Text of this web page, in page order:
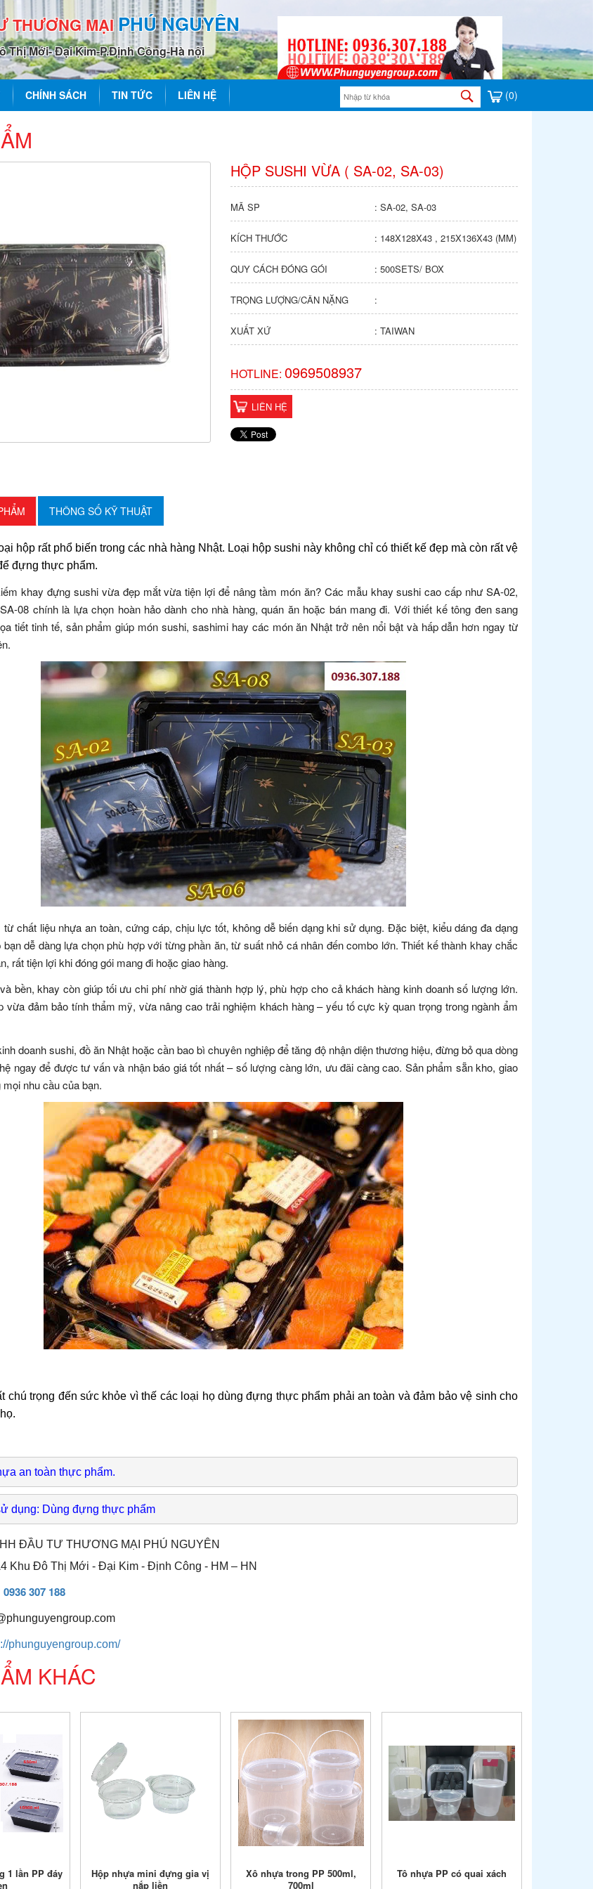
THƯƠNG MẠI PHÚ NGUYÊN
Thị Mới- Đại Kim-P.Định Công-Hà nội
CHÍNH SÁCH TIN TỨC LIÊN HỆ (0)
HỘP SUSHI VỪA ( SA-02, SA-03)
MÃ SP : SA-02, SA-03
KÍCH THƯỚC : 148X128X43 , 215X136X43 (MM)
QUY CÁCH ĐÓNG GÓI : 500SETS/ BOX
TRỌNG LƯỢNG/CÂN NẶNG :
XUẤT XỨ : TAIWAN
HOTLINE:0969508937
LIÊN HỆ
THÔNG SỐ KỸ THUẬT
hộp rất phổ biến trong các nhà hàng Nhật. Loại hộp sushi này không chỉ có thiết kế đẹp mà còn rất vệ
đựng thực phẩm.
khay đựng sushi vừa đẹp mắt vừa tiện lợi để nâng tầm món ăn? Các mẫu khay sushi cao cấp như SA-02,
08 chính là lựa chọn hoàn hảo dành cho nhà hàng, quán ăn hoặc bán mang đi. Với thiết kế tông đen sang
tiết tinh tế, sản phẩm giúp món sushi, sashimi hay các món ăn Nhật trở nên nổi bật và hấp dẫn hơn ngay từ
chất liệu nhựa an toàn, cứng cáp, chịu lực tốt, không dễ biến dạng khi sử dụng. Đặc biệt, kiểu dáng đa dạng
dễ dàng lựa chọn phù hợp với từng phần ăn, từ suất nhỏ cá nhân đến combo lớn. Thiết kế thành khay chắc
rất tiện lợi khi đóng gói mang đi hoặc giao hàng.
bền, khay còn giúp tối ưu chi phí nhờ giá thành hợp lý, phù hợp cho cả khách hàng kinh doanh số lượng lớn.
vừa đảm bảo tính thẩm mỹ, vừa nâng cao trải nghiệm khách hàng – yếu tố cực kỳ quan trọng trong ngành ẩm
doanh sushi, đồ ăn Nhật hoặc cần bao bì chuyên nghiệp để tăng độ nhận diện thương hiệu, đừng bỏ qua dòng
ngay để được tư vấn và nhận báo giá tốt nhất – số lượng càng lớn, ưu đãi càng cao. Sản phẩm sẵn kho, giao
nhu cầu của bạn.
chú trọng đến sức khỏe vì thế các loại họ dùng đựng thực phẩm phải an toàn và đảm bảo vệ sinh cho
an toàn thực phẩm.
dụng: Dùng đựng thực phẩm
ĐẦU TƯ THƯƠNG MẠI PHÚ NGUYÊN
Khu Đô Thị Mới - Đại Kim - Định Công - HM – HN
0936 307 188
phunguyengroup.com/
KHÁC
1 lần PP đáy
Hộp nhựa mini đựng gia vị
nắp liền
Xô nhựa trong PP 500ml,
700ml
Tô nhựa PP có quai xách